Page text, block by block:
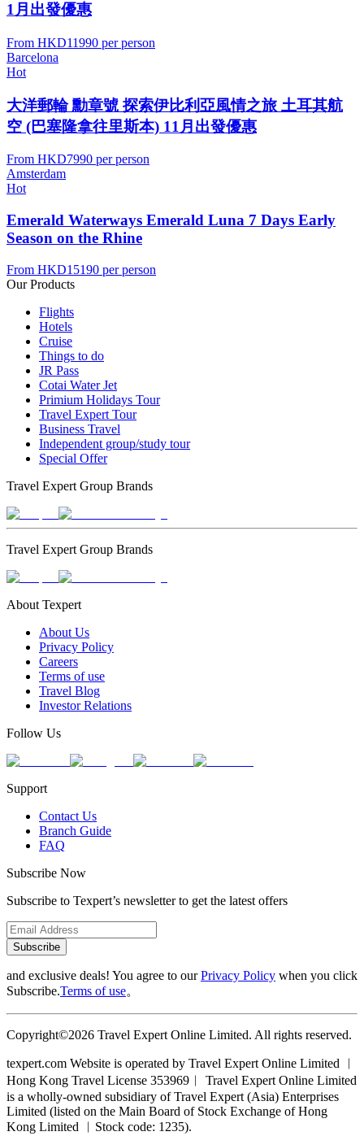
1月出發優惠
From HKD11990 per person
Barcelona
Hot
大洋郵輪 勳章號 探索伊比利亞風情之旅 土耳其航
空 (巴塞隆拿往里斯本) 11月出發優惠
From HKD7990 per person
Amsterdam
Hot
Emerald Waterways Emerald Luna 7 Days Early
Season on the Rhine
From HKD15190 per person
Our Products
Flights
Hotels
Cruise
Things to do
JR Pass
Cotai Water Jet
Primium Holidays Tour
Travel Expert Tour
Business Travel
Independent group/study tour
Special Offer
Travel Expert Group Brands
Travel Expert Group Brands
About Texpert
About Us
Privacy Policy
Careers
Terms of use
Travel Blog
Investor Relations
Follow Us
Support
Contact Us
Branch Guide
FAQ
Subscribe Now
Subscribe to Texpert’s newsletter to get the latest offers
Subscribe
and exclusive deals! You agree to ourPrivacy Policy when you click
Subscribe.Terms of use。
Copyright©2026 Travel Expert Online Limited. All rights reserved.
texpert.com Website is operated by Travel Expert Online Limited ︱
Hong Kong Travel License 353969︱ Travel Expert Online Limited
is a wholly-owned subsidiary of Travel Expert (Asia) Enterprises
Limited (listed on the Main Board of Stock Exchange of Hong
Kong Limited ︱Stock code: 1235).